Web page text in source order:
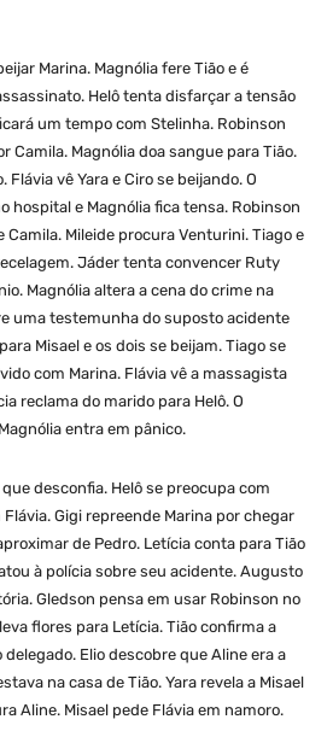
Marina. Magnólia fere Tião e é
Helô tenta disfarçar a tensão
um tempo com Stelinha. Robinson
Camila. Magnólia doa sangue para Tião.
vê Yara e Ciro se beijando. O
hospital e Magnólia fica tensa. Robinson
Mileide procura Venturini. Tiago e
Jáder tenta convencer Ruty
Magnólia altera a cena do crime na
uma testemunha do suposto acidente
Misael e os dois se beijam. Tiago se
com Marina. Flávia vê a massagista
reclama do marido para Helô. O
entra em pânico.
desconfia. Helô se preocupa com
Gigi repreende Marina por chegar
de Pedro. Letícia conta para Tião
à polícia sobre seu acidente. Augusto
Gledson pensa em usar Robinson no
flores para Letícia. Tião confirma a
Elio descobre que Aline era a
na casa de Tião. Yara revela a Misael
Aline. Misael pede Flávia em namoro.